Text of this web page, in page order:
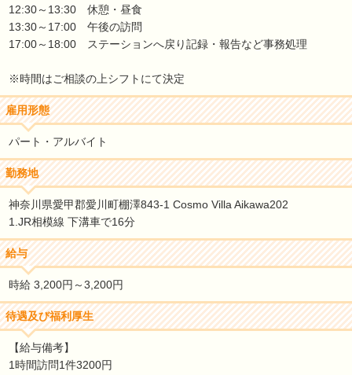
12:30～13:30 休憩・昼食
13:30～17:00 午後の訪問
17:00～18:00 ステーションへ戻り記録・報告など事務処理
※時間はご相談の上シフトにて決定
雇用形態
パート・アルバイト
勤務地
神奈川県愛甲郡愛川町棚澤843-1 Cosmo Villa Aikawa202
1.JR相模線 下溝車で16分
給与
時給 3,200円～3,200円
待遇及び福利厚生
【給与備考】
1時間訪問1件3200円